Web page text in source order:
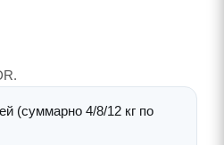
(суммарно 4/8/12 кг по